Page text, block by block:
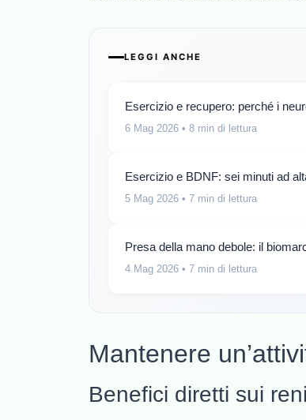
LEGGI ANCHE
Esercizio e recupero: perché i
6 Mag 2026 • 8 min di lettura
Esercizio e BDNF: sei minuti ad
5 Mag 2026 • 7 min di lettura
Presa della mano debole: il
4 Mag 2026 • 7 min di lettura
Mantenere
Benefici diretti sui reni